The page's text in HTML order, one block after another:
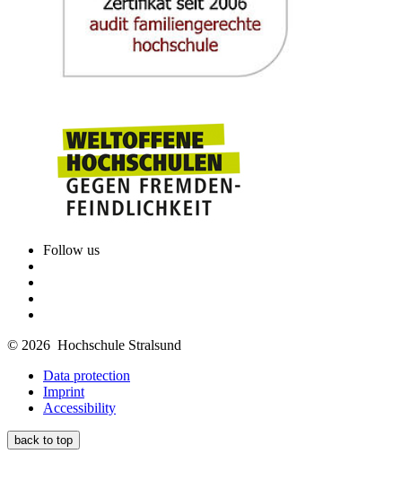
Follow us
© 2026 Hochschule Stralsund
Data protection
Imprint
Accessibility
back to top